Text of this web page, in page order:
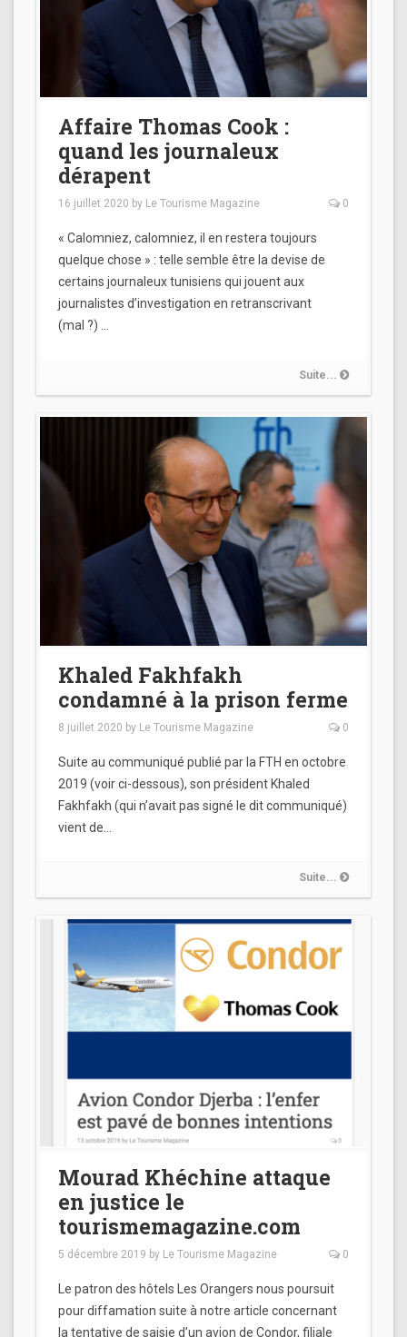
Affaire Thomas Cook :
quand les journaleux
dérapent
16 juillet 2020 by Le Tourisme Magazine 0
« Calomniez, calomniez, il en restera toujours
quelque chose » : telle semble être la devise de
certains journaleux tunisiens qui jouent aux
journalistes d’investigation en retranscrivant
(mal ?) …
Suite...
Khaled Fakhfakh
condamné à la prison ferme
8 juillet 2020 by Le Tourisme Magazine 0
Suite au communiqué publié par la FTH en octobre
2019 (voir ci-dessous), son président Khaled
Fakhfakh (qui n’avait pas signé le dit communiqué)
vient de…
Suite...
Mourad Khéchine attaque
en justice le
tourismemagazine.com
5 décembre 2019 by Le Tourisme Magazine 0
Le patron des hôtels Les Orangers nous poursuit
pour diffamation suite à notre article concernant
la tentative de saisie d’un avion de Condor, filiale